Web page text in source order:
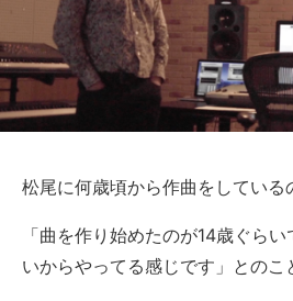
松尾に何歳頃から作曲をしている
「曲を作り始めたのが14歳ぐら
いからやってる感じです」とのこ